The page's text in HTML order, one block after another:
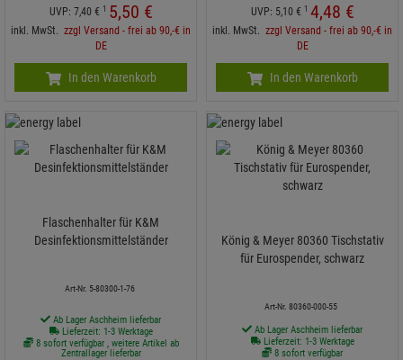
UVP: 7,40 € 1 5,50 €
inkl. MwSt. zzgl Versand - frei ab 90,-€ in
DE
In den Warenkorb
UVP: 5,10 € 1 4,48 €
inkl. MwSt. zzgl Versand - frei ab 90,-€ in
DE
In den Warenkorb
Flaschenhalter für K&M
Desinfektionsmittelständer
Art-Nr. 5-80300-1-76
Ab Lager Aschheim lieferbar
Lieferzeit: 1-3 Werktage
8 sofort verfügbar , weitere Artikel ab
Zentrallager lieferbar
König & Meyer 80360 Tischstativ
für Eurospender, schwarz
Art-Nr. 80360-000-55
Ab Lager Aschheim lieferbar
Lieferzeit: 1-3 Werktage
8 sofort verfügbar